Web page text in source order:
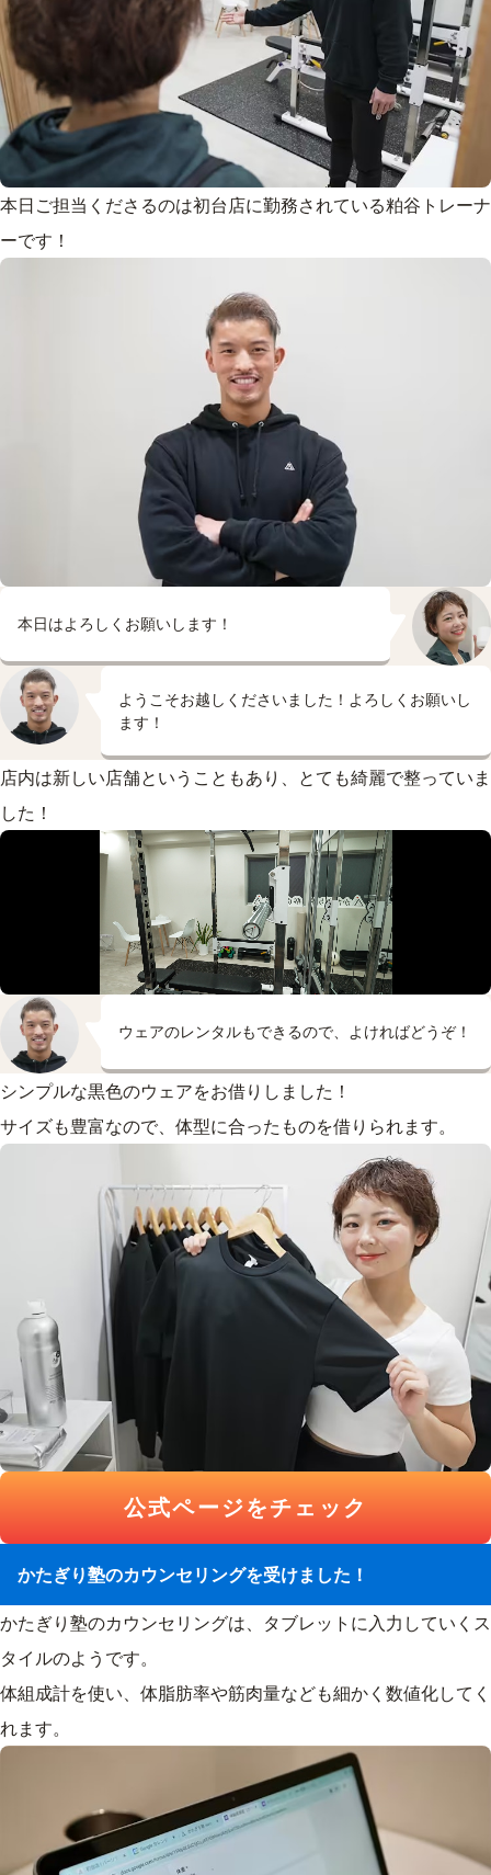
本日ご担当くださるのは初台店に勤務されている粕谷トレーナ
ーです！
本日はよろしくお願いします！
ようこそお越しくださいました！よろしくお願いし
ます！
店内は新しい店舗ということもあり、とても綺麗で整っていま
した！
ウェアのレンタルもできるので、よければどうぞ！
シンプルな黒色のウェアをお借りしました！
サイズも豊富なので、体型に合ったものを借りられます。
公式ページをチェック
かたぎり塾のカウンセリングを受けました！
かたぎり塾のカウンセリングは、タブレットに入力していくス
タイルのようです。
体組成計を使い、体脂肪率や筋肉量なども細かく数値化してく
れます。